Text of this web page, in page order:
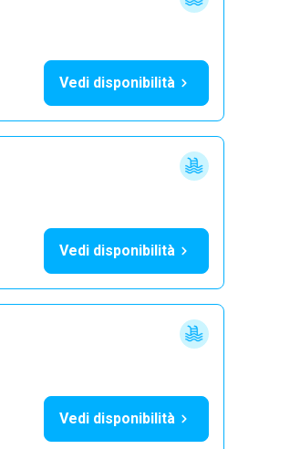
Vedi disponibilità
Vedi disponibilità
Vedi disponibilità